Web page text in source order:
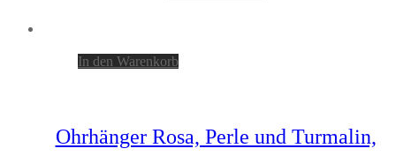
In den Warenkorb
Ohrhänger Rosa, Perle und Turmalin,